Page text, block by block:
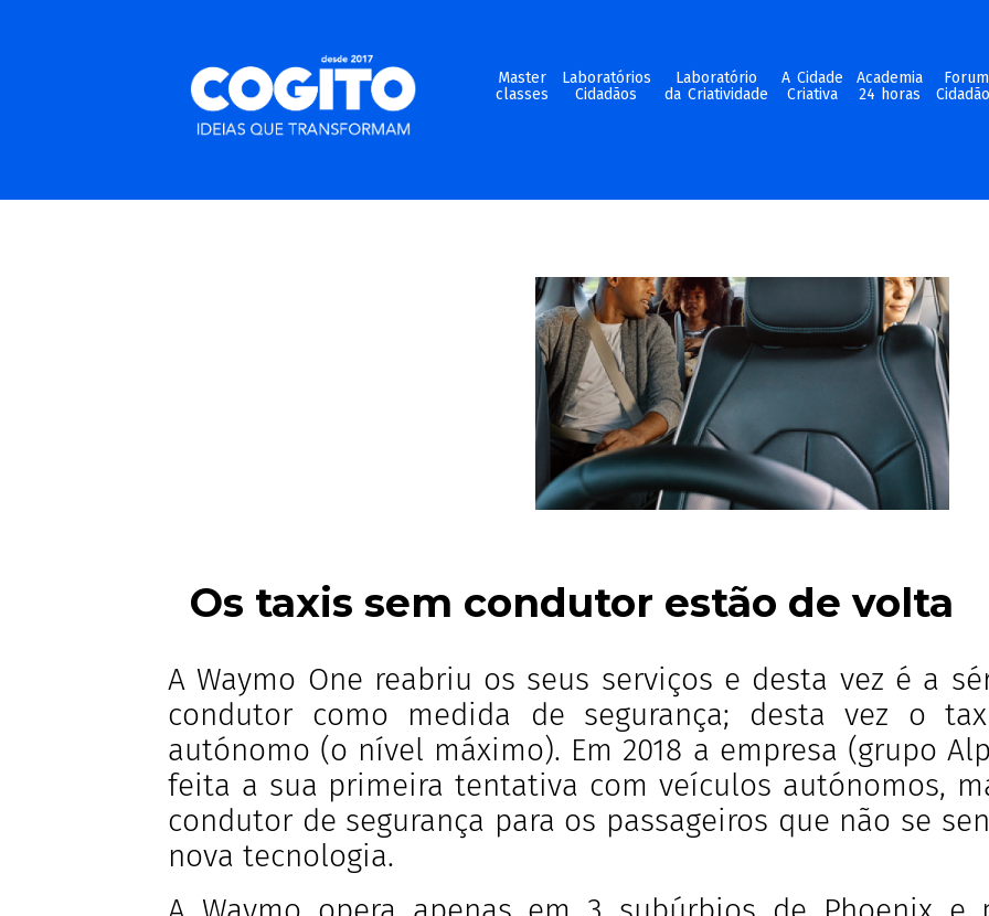
Master
classes
Laboratórios
Cidadãos
Laboratório
da Criatividade
A Cidade
Criativa
Academia
24 horas
Forum
Os taxis sem condutor estão de volta
A Waymo One reabriu os seus serviços e desta vez é a
condutor como medida de segurança; desta vez o
autónomo (o nível máximo). Em 2018 a empresa (grupo
feita a sua primeira tentativa com veículos autónomos,
condutor de segurança para os passageiros que não se
nova tecnologia.